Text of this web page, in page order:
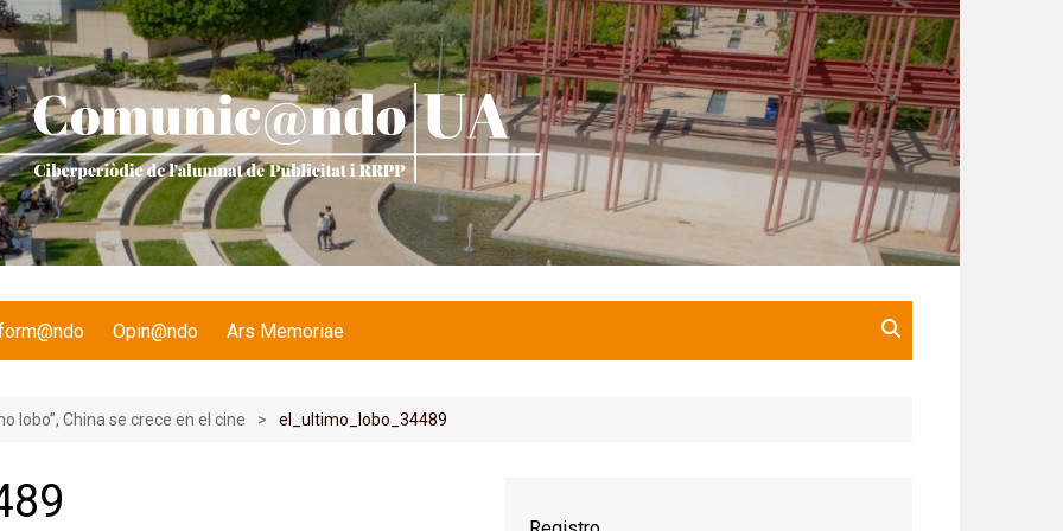
Opin@ndo Ars Memoriae
lobo”, China se crece en el cine el_ultimo_lobo_34489